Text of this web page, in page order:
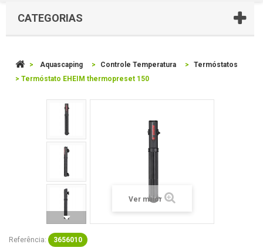
CATEGORIAS
> Aquascaping > Controle Temperatura >
Termóstatos
> Termóstato EHEIM thermopreset 150
Ver maior
Referência: 3656010